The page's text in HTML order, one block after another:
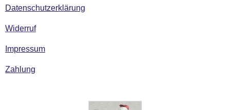
Datenschutzerklärung
Widerruf
Impressum
Zahlung